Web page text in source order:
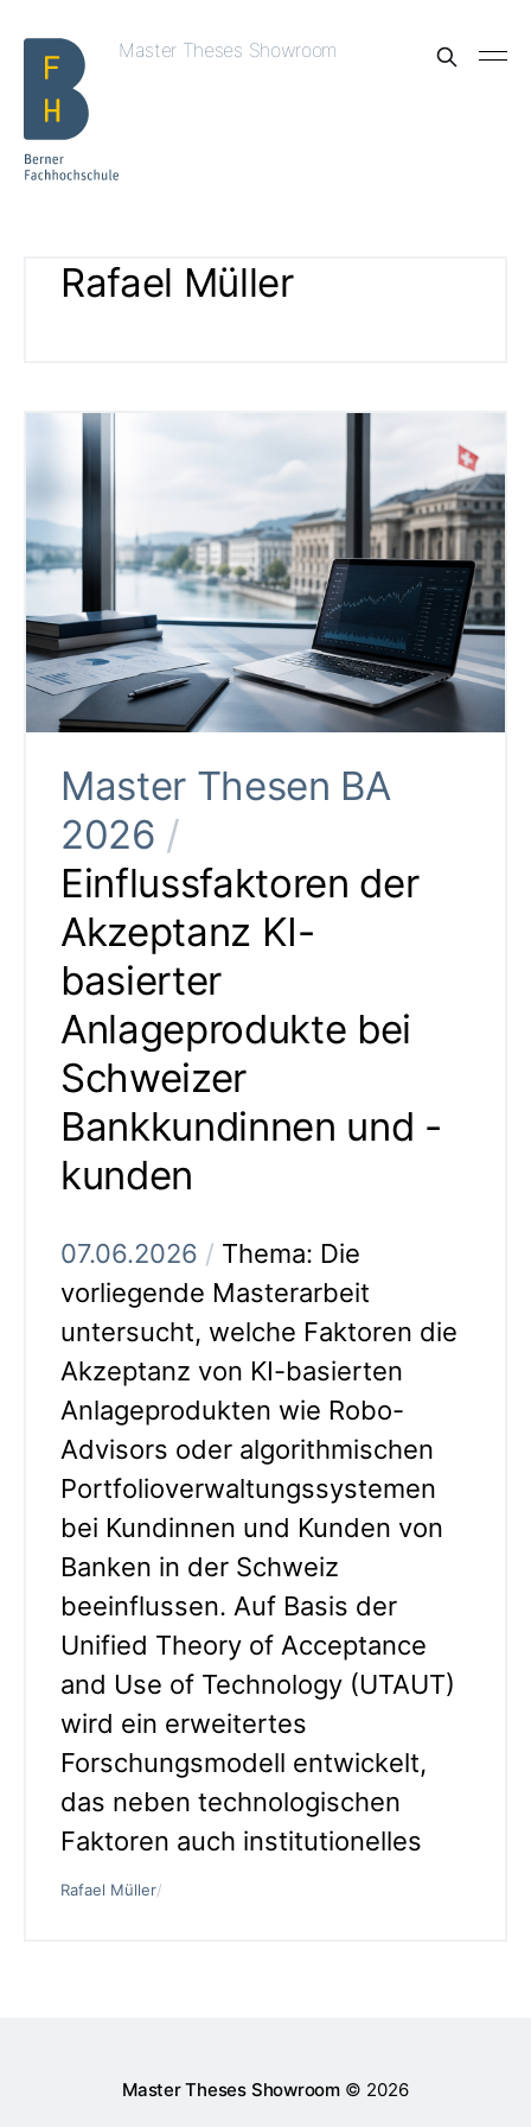
Master Theses Showroom
Rafael Müller
Master Thesen BA
2026 /
Einflussfaktoren der
Akzeptanz KI-
basierter
Anlageprodukte bei
Schweizer
Bankkundinnen und -
kunden
07.06.2026 / Thema: Die
vorliegende Masterarbeit
untersucht, welche Faktoren die
Akzeptanz von KI-basierten
Anlageprodukten wie Robo-
Advisors oder algorithmischen
Portfolioverwaltungssystemen
bei Kundinnen und Kunden von
Banken in der Schweiz
beeinflussen. Auf Basis der
Unified Theory of Acceptance
and Use of Technology (UTAUT)
wird ein erweitertes
Forschungsmodell entwickelt,
das neben technologischen
Faktoren auch institutionelles
Rafael Müller/
Master Theses Showroom © 2026